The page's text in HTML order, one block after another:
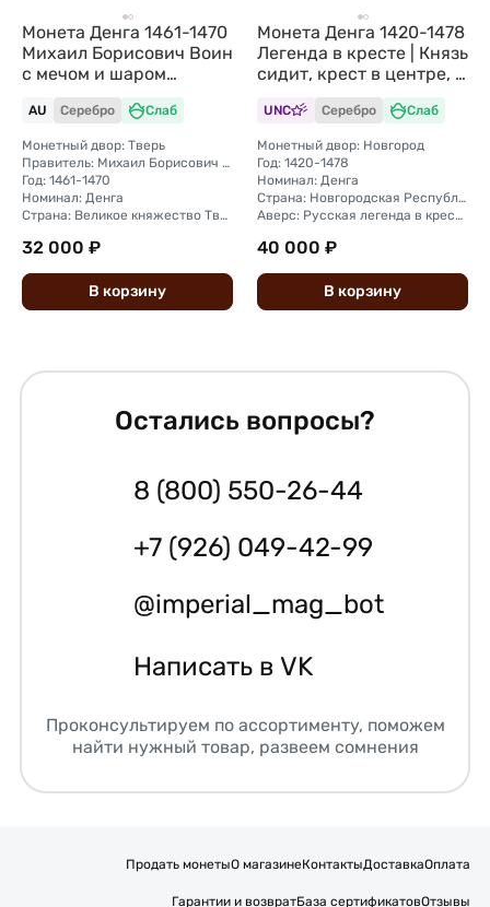
Монета Денга 1461-1470
Михаил Борисович Воин
с мечом и шаром
Тверское княжество
слаб ННР AU 55
AU Серебро Слаб
Монетный двор: Тверь
Правитель: Михаил Борисович (1461—1485)
Год: 1461-1470
Номинал: Денга
Страна: Великое княжество Тверское
32 000 ₽
В корзину
Монета Денга 1420-1478
Легенда в кресте | Князь
сидит, крест в центре, С
Новгород слаб ННР MS
62
UNC Серебро Слаб
Монетный двор: Новгород
Год: 1420-1478
Номинал: Денга
Страна: Новгородская Республика
Аверс: Русская легенда в кресте: "В ЛI / КГ ОNO / ВА ГРО / Д А"
40 000 ₽
В корзину
Остались вопросы?
8 (800) 550-26-44
+7 (926) 049-42-99
@imperial_mag_bot
Написать в VK
Проконсультируем по ассортименту, поможем
найти нужный товар, развеем сомнения
Продать монетыО магазинеКонтактыДоставкаОплата
Гарантии и возвратБаза сертификатовОтзывы